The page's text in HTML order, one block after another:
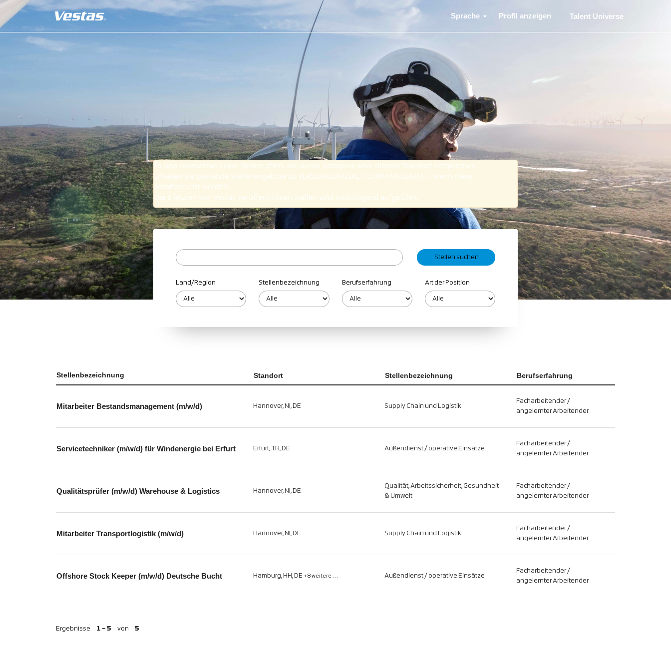
Sprache Profil anzeigen Talent Universe
VERSORGUNGSKETTENMANAGEMENT
Es sind momentan keine Stellen offen, die dieser Kategorie bzw. diesem Standort entsprechen.
Erhalten Sie passende Stellenangebote zu VERSORGUNGSKETTENMANAGEMENT, wenn diese
veröffentlicht werden.
Die 5 letzten von Vestas veröffentlichten Stellen sind nachfolgend aufgeführt.
Land/Region Stellenbezeichnung Berufserfahrung Art der Position
Stellenbezeichnung Standort Stellenbezeichnung Berufserfahrung
Mitarbeiter Bestandsmanagement (m/w/d) Hannover, NI, DE Supply Chain und Logistik
Facharbeitender /
angelernter Arbeitender
Servicetechniker (m/w/d) für Windenergie bei Erfurt Erfurt, TH, DE Außendienst / operative Einsätze
Facharbeitender /
angelernter Arbeitender
Qualitätsprüfer (m/w/d) Warehouse & Logistics Hannover, NI, DE
Qualität, Arbeitssicherheit, Gesundheit
& Umwelt
Facharbeitender /
angelernter Arbeitender
Mitarbeiter Transportlogistik (m/w/d) Hannover, NI, DE Supply Chain und Logistik
Facharbeitender /
angelernter Arbeitender
Offshore Stock Keeper (m/w/d) Deutsche Bucht Hamburg, HH, DE +8 weitere … Außendienst / operative Einsätze
Facharbeitender /
angelernter Arbeitender
Ergebnisse 1 – 5 von 5